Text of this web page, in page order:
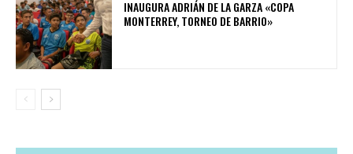
INAUGURA ADRIÁN DE LA GARZA «COPA
MONTERREY, TORNEO DE BARRIO»